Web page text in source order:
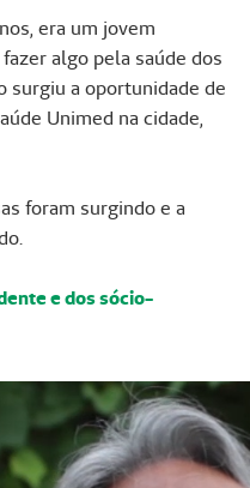
era um jovem
algo pela saúde dos
surgiu a oportunidade de
Unimed na cidade,
foram surgindo e a
e dos sócio-